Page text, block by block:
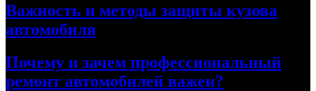
Важность и методы защиты кузова
автомобиля
Почему и зачем профессиональный
ремонт автомобилей важен?